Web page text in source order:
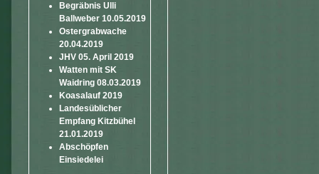
Begräbnis Ulli
Ballweber 10.05.2019
Ostergrabwache
20.04.2019
JHV 05. April 2019
Watten mit SK
Waidring 08.03.2019
Koasalauf 2019
Landesüblicher
Empfang Kitzbühel
21.01.2019
Abschöpfen
Einsiedelei